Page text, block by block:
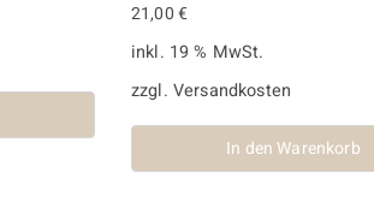
21,00€
inkl. 19 % MwSt.
zzgl. Versandkosten
In den Warenkorb